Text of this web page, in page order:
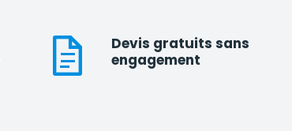
Devis gratuits sans
engagement